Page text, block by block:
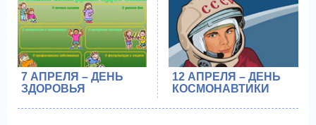
7 АПРЕЛЯ – ДЕНЬ
ЗДОРОВЬЯ
12 АПРЕЛЯ – ДЕНЬ
КОСМОНАВТИКИ